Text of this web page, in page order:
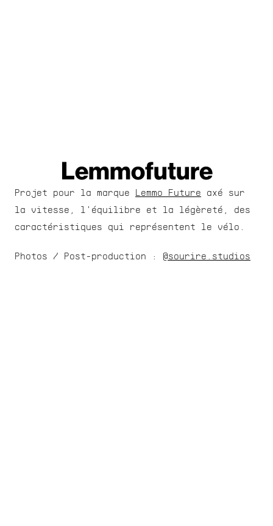
Lemmofuture
Projet pour la marque Lemmo Future axé sur
la vitesse, l'équilibre et la légèreté, des
caractéristiques qui représentent le vélo.
Photos / Post-production : @sourire.studios